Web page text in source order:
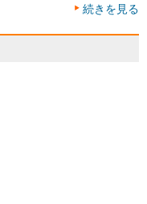
続きを見る